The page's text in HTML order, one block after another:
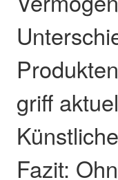
griff
Fazit: